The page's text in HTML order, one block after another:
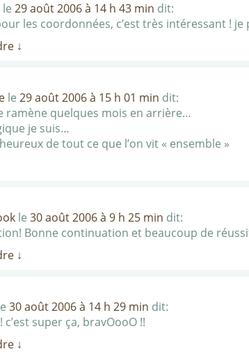
le 29 août 2006 à 14 h 43 min dit:
les coordonnées, c’est très intéressant !
↓
le 29 août 2006 à 15 h 01 min dit:
ramène quelques mois en arrière…
je suis…
de tout ce que l’on vit « ensemble »
le 30 août 2006 à 9 h 25 min dit:
Bonne continuation et beaucoup de
↓
30 août 2006 à 14 h 29 min dit:
c’est super ça, bravOooO !!
↓